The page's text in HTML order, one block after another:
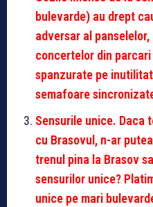
bulevarde) au drept
adversar al
concertelor din
spanzurate pe
semafoare
Sensurile unice. Daca
cu Brasovul, n-ar
trenul pina la Brasov
sensurilor unice?
unice pe mari